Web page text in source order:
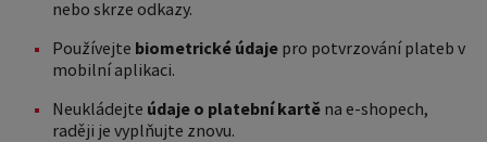
nebo skrze odkazy.
Používejte biometrické údaje pro potvrzování plateb v
mobilní aplikaci.
Neukládejte údaje o platební kartě na e-shopech,
raději je vyplňujte znovu.